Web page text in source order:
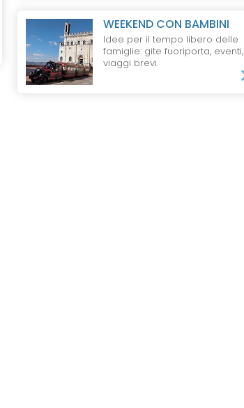
WEEKEND CON BAMBINI
Idee per il tempo libero delle
famiglie: gite fuoriporta, eventi,
viaggi brevi.